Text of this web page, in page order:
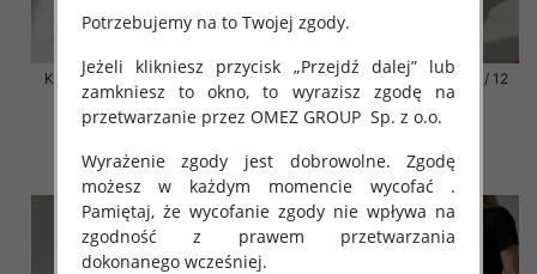
Klapki damskie Roz 36-42 / 12
par
szczegóły
Klapki damskie Roz 36-42 / 12
par
41.00 zł
szczegóły
Potrzebujemy na to Twojej zgody.
Jeżeli klikniesz przycisk „Przejdź dalej” lub
zamkniesz to okno, to wyrazisz zgodę na
przetwarzanie przez OMEZ GROUP Sp. z o.o.
Wyrażenie zgody jest dobrowolne. Zgodę
możesz w każdym momencie wycofać .
Pamiętaj, że wycofanie zgody nie wpływa na
zgodność z prawem przetwarzania
dokonanego wcześniej.